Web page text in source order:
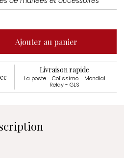
Ajouter au panier
Livraison rapide
La poste - Colissimo - Mondial
Relay - GLS